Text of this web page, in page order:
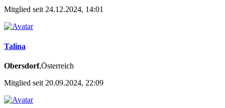
Mitglied seit 24.12.2024, 14:01
Talina
Obersdorf,Österreich
Mitglied seit 20.09.2024, 22:09